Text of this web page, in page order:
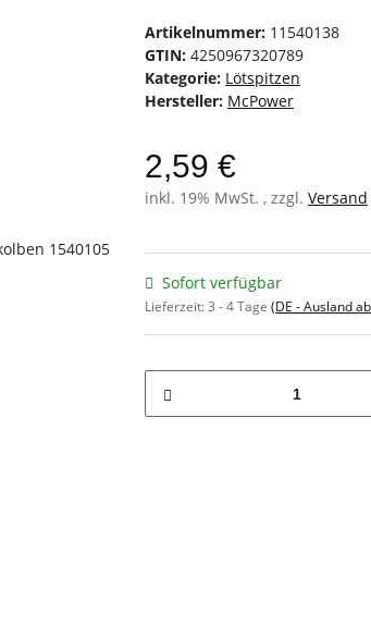
Artikelnummer: 11540138
GTIN: 4250967320789
Kategorie: Lötspitzen
Hersteller: McPower
2,59 €
inkl. 19% MwSt. , zzgl. Versand
Sofort verfügbar
Lieferzeit:3 - 4 Tage (DE - Ausland